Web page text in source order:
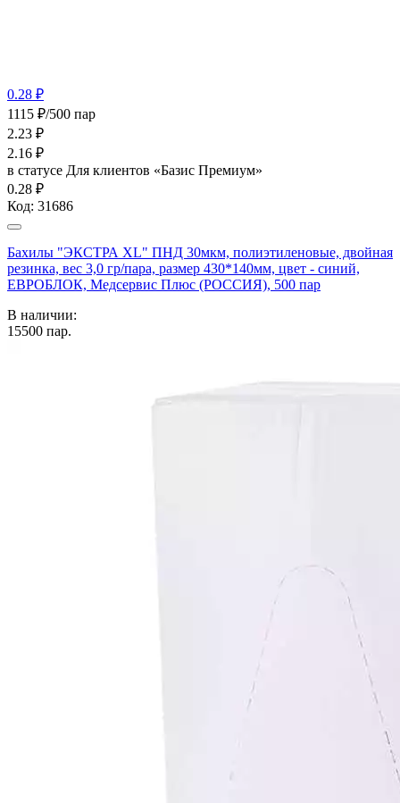
0.28 ₽
1115 ₽/500 пар
2.23 ₽
2.16 ₽
в статусе Для клиентов «Базис Премиум»
0.28 ₽
Код: 31686
Бахилы "ЭКСТРА XL" ПНД 30мкм, полиэтиленовые, двойная
резинка, вес 3,0 гр/пара, размер 430*140мм, цвет - синий,
ЕВРОБЛОК, Медсервис Плюс (РОССИЯ), 500 пар
В наличии:
15500 пар.